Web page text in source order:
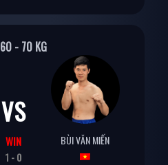
60 - 70 KG
VS
BÙI VĂN MIẾN
WIN
1 - 0